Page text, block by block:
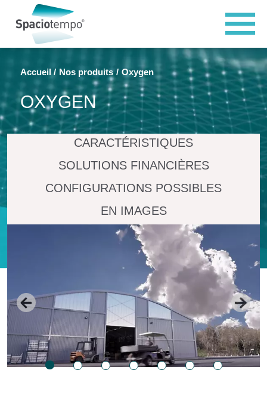
Accueil Nos produits Oxygen
OXYGEN
CARACTÉRISTIQUES
SOLUTIONS FINANCIÈRES
CONFIGURATIONS POSSIBLES
EN IMAGES
Panneau de gestion des cookies